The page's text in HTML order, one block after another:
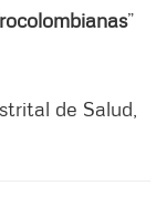
”
de Salud,